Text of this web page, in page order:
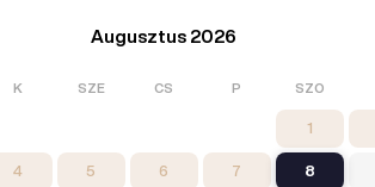
Augusztus 2026
K SZE CS P SZO
1
4 5 6 7 8